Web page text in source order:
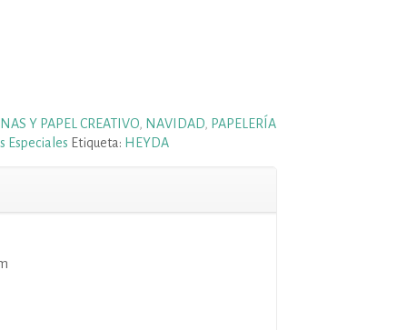
Y PAPEL CREATIVO, NAVIDAD,
PAPELERÍA
Especiales Etiqueta: HEYDA